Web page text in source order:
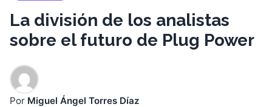
La división de los analistas
sobre el futuro de Plug Power
Por Miguel Ángel Torres Díaz